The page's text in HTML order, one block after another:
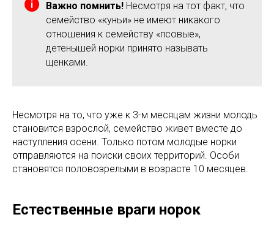
Важно помнить! Несмотря на тот факт, что
семейство «куньи» не имеют никакого
отношения к семейству «псовые»,
детенышей норки принято называть
щенками.
Несмотря на то, что уже к 3-м месяцам жизни молодь
становится взрослой, семейство живет вместе до
наступления осени. Только потом молодые норки
отправляются на поиски своих территорий. Особи
становятся половозрелыми в возрасте 10 месяцев.
Естественные враги норок